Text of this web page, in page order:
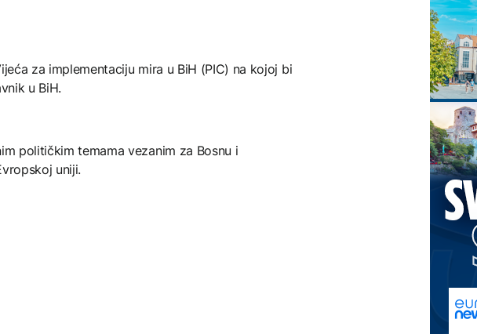
za implementaciju mira u BiH (PIC) na kojoj bi
u BiH.
političkim temama vezanim za Bosnu i
uniji.